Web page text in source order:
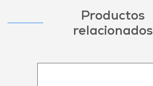
Productos
relacionados